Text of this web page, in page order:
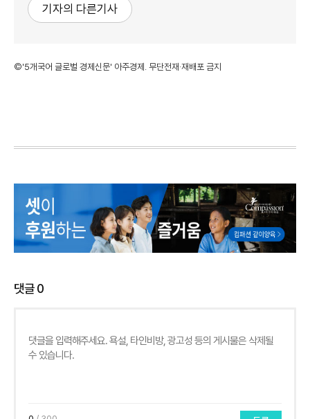
기자의 다른기사
©'5개국어 글로벌 경제신문' 아주경제. 무단전재·재배포 금지
댓글0